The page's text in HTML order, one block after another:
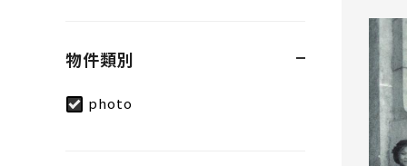
物件類別
photo